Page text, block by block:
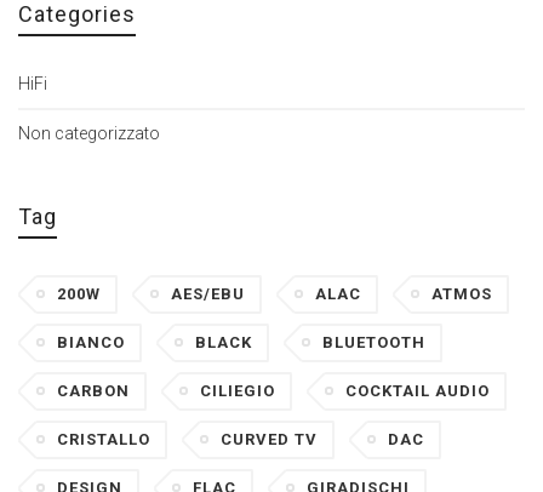
Categories
HiFi
Non categorizzato
Tag
200W AES/EBU ALAC ATMOS
BIANCO BLACK BLUETOOTH
CARBON CILIEGIO COCKTAIL AUDIO
CRISTALLO CURVED TV DAC
DESIGN FLAC GIRADISCHI